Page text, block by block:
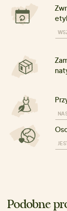
Podobne